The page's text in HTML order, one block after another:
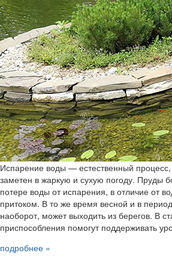
Испарение воды — естественный
заметен в жаркую и сухую погоду. Пруды
потере воды от испарения, в отличие от
притоком. В то же время весной и в
наоборот, может выходить из берегов. В
приспособления помогут поддерживать
подробнее »